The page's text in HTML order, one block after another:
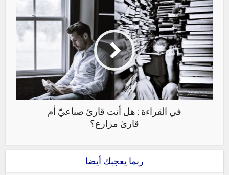
في القراءة : هل أنت قارئ صناعيّ أم
قارئ مزارع؟
ربما يعجبك أيضا